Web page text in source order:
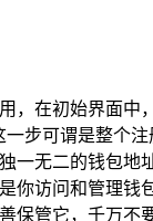
，在初始界面中
一步可谓是整个
一无二的钱包地
你访问和管理钱
保管它，千万不